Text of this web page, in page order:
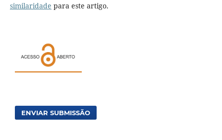
similaridade para este artigo.
ENVIAR SUBMISSÃO